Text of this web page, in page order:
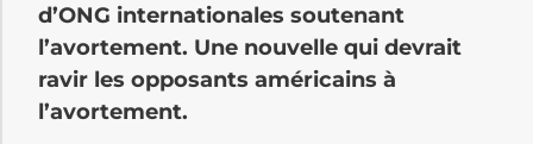
d’ONG internationales soutenant
l’avortement. Une nouvelle qui devrait
ravir les opposants américains à
l’avortement.